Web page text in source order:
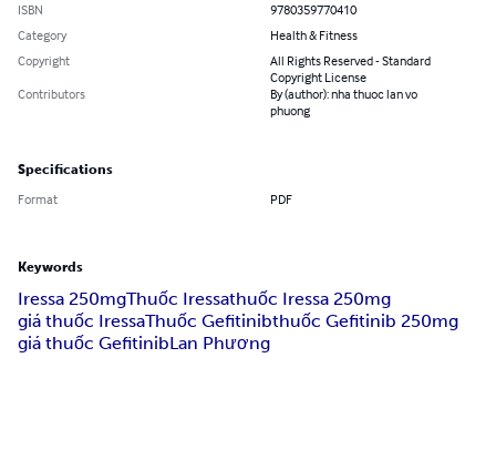
ISBN
9780359770410
Category
Health & Fitness
Copyright
All Rights Reserved - Standard
Copyright License
Contributors
By (author): nha thuoc lan vo
phuong
Specifications
Format PDF
Keywords
Iressa 250mgThuốc Iressathuốc Iressa 250mg
giá thuốc IressaThuốc Gefitinibthuốc Gefitinib 250mg
giá thuốc GefitinibLan Phương